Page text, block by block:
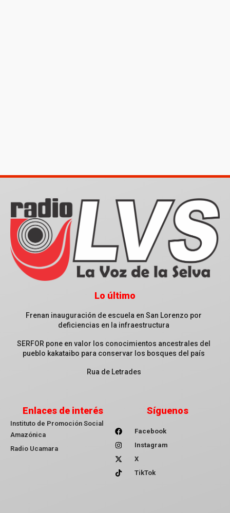
Lo último
Frenan inauguración de escuela en San Lorenzo por
deficiencias en la infraestructura
SERFOR pone en valor los conocimientos ancestrales del
pueblo kakataibo para conservar los bosques del país
Rua de Letrades
Enlaces de interés
Instituto de Promoción Social
Amazónica
Radio Ucamara
Síguenos
Facebook
Instagram
X
TikTok